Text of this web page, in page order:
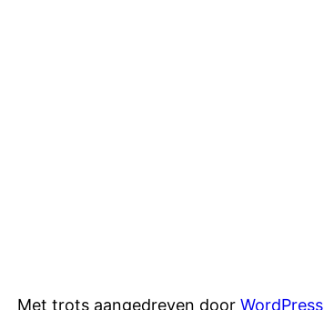
Met trots aangedreven doorWordPress